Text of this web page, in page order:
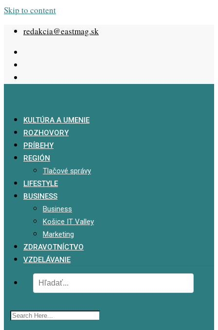
Skip to content
redakcia@eastmag.sk
KULTÚRA A UMENIE
ROZHOVORY
PRÍBEHY
REGIÓN
Tlačové správy
LIFESTYLE
BUSINESS
Business
Košice IT Valley
Marketing
ZDRAVOTNÍCTVO
VZDELÁVANIE